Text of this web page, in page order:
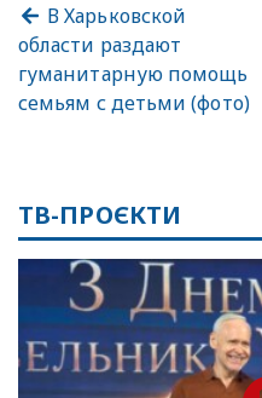
В Харьковской
области раздают
гуманитарную помощь
семьям с детьми (фото)
ТВ-ПРОЄКТИ